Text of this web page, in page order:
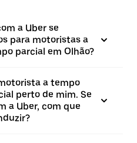
a Uber se
para motoristas a
parcial em Olhão?
a tempo
perto de mim. Se
a Uber, com que